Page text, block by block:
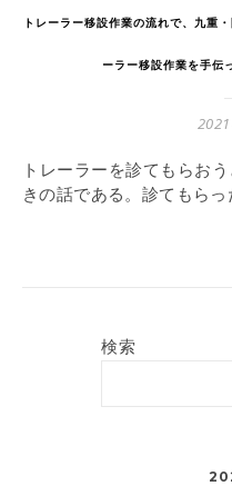
トレーラー移設作業の流れで、九重
ーラー移設作業を手伝
トレーラーを診てもらおうとプレジャーRVに顔を出したと
きの話である。診てもら
検索